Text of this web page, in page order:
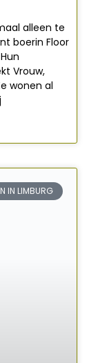
alleen te
boerin Floor
Vrouw,
wonen al
IN LIMBURG